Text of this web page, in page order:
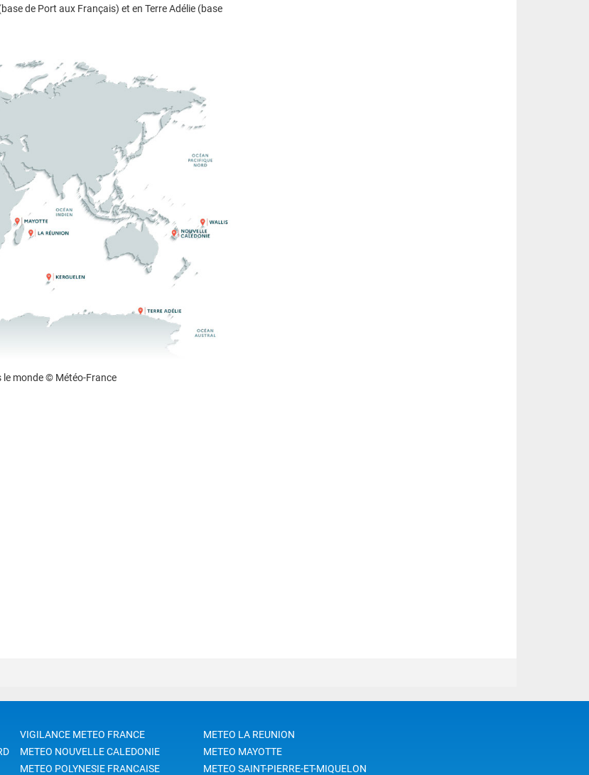
de Port aux Français) et en Terre Adélie (base
monde © Météo-France
VIGILANCE METEO FRANCE
METEO NOUVELLE CALEDONIE
METEO POLYNESIE FRANCAISE
METEO LA REUNION
METEO MAYOTTE
METEO SAINT-PIERRE-ET-MIQUELON